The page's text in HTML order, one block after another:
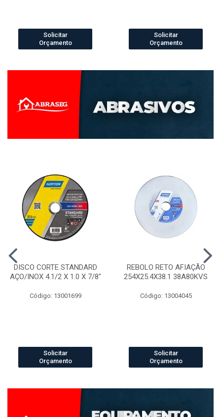
Solicitar
Orçamento
Solicitar
Orçamento
DISCO CORTE STANDARD
AÇO/INOX 4.1/2 X 1.0 X 7/8"
Código: 13001699
Solicitar
Orçamento
REBOLO RETO AFIAÇÃO
254X25.4X38.1 38A80KVS
Código: 13004045
Solicitar
Orçamento